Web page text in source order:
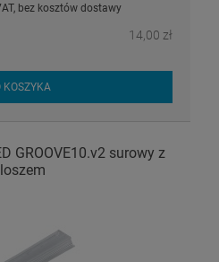
bez kosztów dostawy
14,00 zł
KOSZYKA
GROOVE10.v2 surowy z